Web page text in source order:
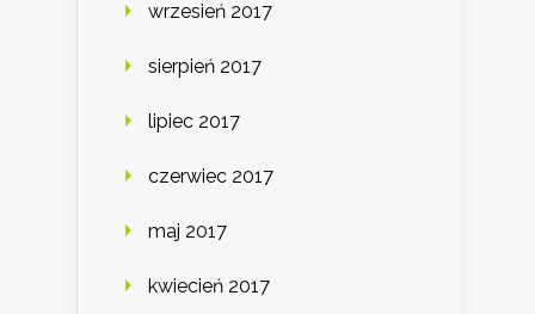
wrzesień 2017
sierpień 2017
lipiec 2017
czerwiec 2017
maj 2017
kwiecień 2017